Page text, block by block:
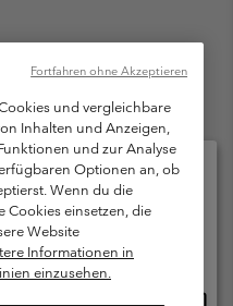
Moosfeldstraße 1, 5101
vorbehalten.
Garantie
Programms
Inhalte
und vergleichbare
Inhalten und Anzeigen,
und zur Analyse
Optionen an, ob
Wenn du die
Cookies einsetzen, die
Website
Informationen in
einzusehen.
Fortfahren ohne Akzeptieren
und Ihre Sprache
verfügbar